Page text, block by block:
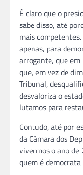
É claro que o
sabe disso, até
mais
apenas, para
arrogante, que em
que, em vez de
Tribunal,
desvaloriza o
lutamos para
Contudo, até por
da Câmara dos
vivermos o ano de
quem é democrata